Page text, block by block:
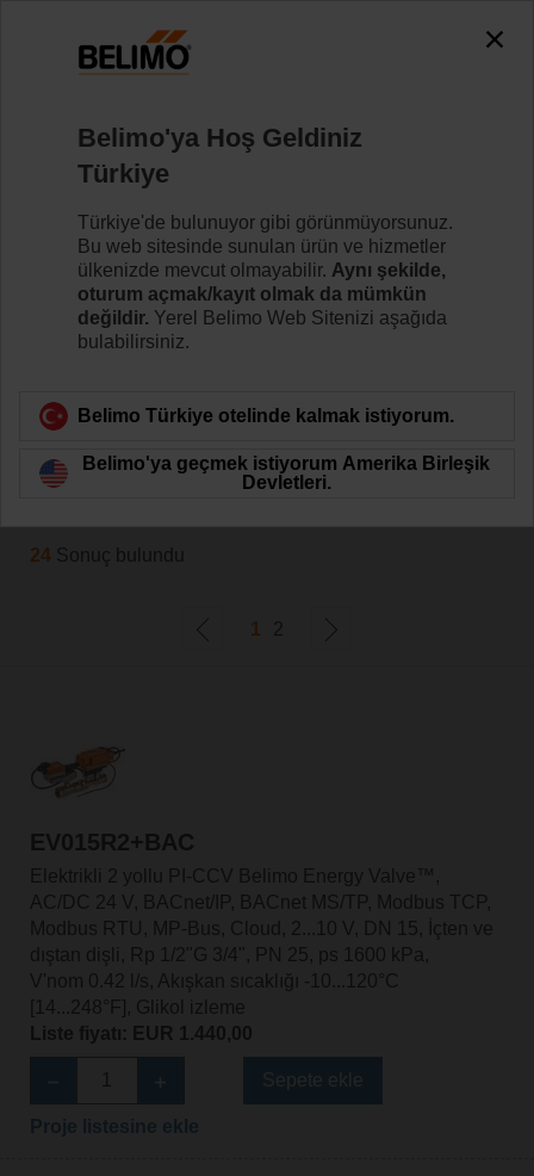
Belimo Energy Valve™ TEM ile
Yeni termal enerji sayacı özellikli Belimo Energy
Nesnelerin İnterneti uyumlu faturalandırmayı tek bir
cihazda birleştiriyor. Tek bir cihaz kullanarak doğrudan
Nesnelerin İnterneti tabanlı maliyet muhasebesiyle
ısıtma ve soğutma sistemlerindeki termal akışları ve
enerji tüketimini doğru bir şekilde ölçün ve izleyin.
Filtreleme ölçütü
24Sonuç bulundu
1 2
EV015R2+BAC
Elektrikli 2 yollu PI-CCV Belimo Energy Valve™,
AC/DC 24 V, BACnet/IP, BACnet MS/TP, Modbus TCP,
Modbus RTU, MP-Bus, Cloud, 2...10 V, DN 15, İçten ve
dıştan dişli, Rp 1/2"G 3/4", PN 25, ps 1600 kPa,
V'nom 0.42 l/s, Akışkan sıcaklığı -10...120°C
[14...248°F], Glikol izleme
Liste fiyatı: EUR 1.440,00
Belimo'ya Hoş Geldiniz
Türkiye
Türkiye'de bulunuyor gibi görünmüyorsunuz.
Bu web sitesinde sunulan ürün ve hizmetler
ülkenizde mevcut olmayabilir. Aynı şekilde,
oturum açmak/kayıt olmak da mümkün
değildir. Yerel Belimo Web Sitenizi aşağıda
bulabilirsiniz.
Belimo Türkiye otelinde kalmak istiyorum.
Belimo'ya geçmek istiyorum Amerika Birleşik
Devletleri.